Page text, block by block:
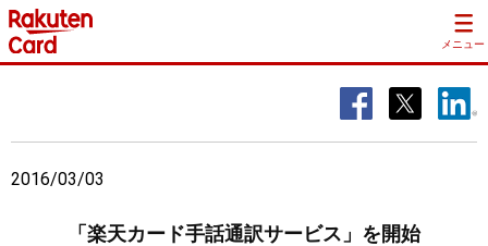
メニュー
2016/03/03
「楽天カード手話通訳サービス」を開始